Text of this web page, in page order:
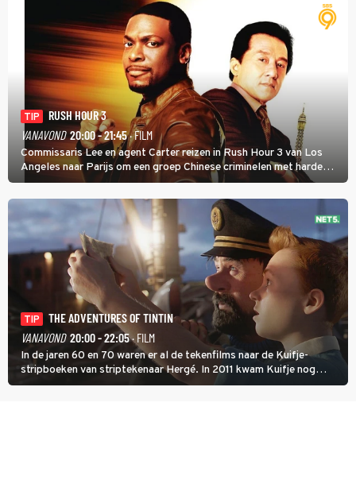
TIP
RUSH HOUR 3
VANAVOND 20:00 - 21:45· FILM
Commissaris Lee en agent Carter reizen in Rush Hour 3 van Los
Angeles naar Parijs om een groep Chinese criminelen met harde
hand aan te pakken.
TIP
THE ADVENTURES OF TINTIN
VANAVOND 20:00 - 22:05· FILM
In de jaren 60 en 70 waren er al de tekenfilms naar de Kuifje-
stripboeken van striptekenaar Hergé. In 2011 kwam Kuifje nog
meer tot leven in The Adventures of Tintin van Steven Spielberg.